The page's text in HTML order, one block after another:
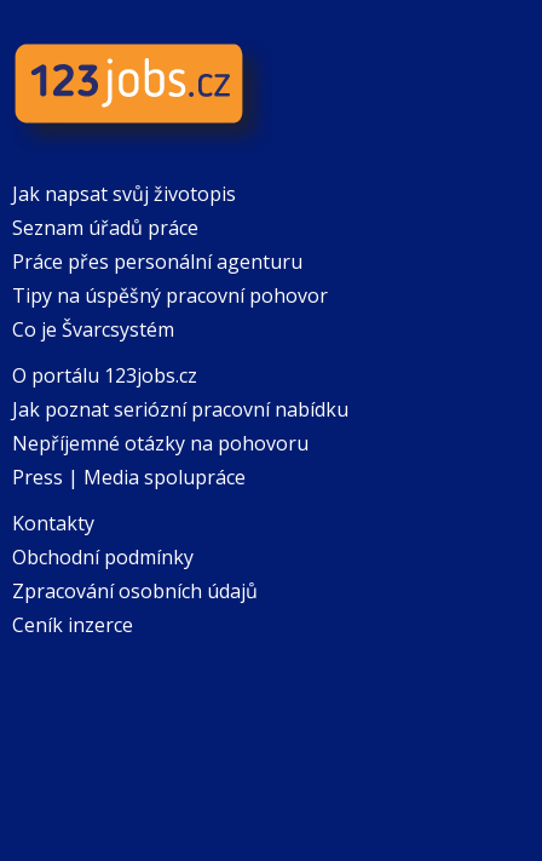
Jak napsat svůj životopis
Seznam úřadů práce
Práce přes personální agenturu
Tipy na úspěšný pracovní pohovor
Co je Švarcsystém
O portálu 123jobs.cz
Jak poznat seriózní pracovní nabídku
Nepříjemné otázky na pohovoru
Press | Media spolupráce
Kontakty
Obchodní podmínky
Zpracování osobních údajů
Ceník inzerce